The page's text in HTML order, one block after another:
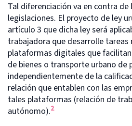
Tal diferenciación va en contra
legislaciones. El proyecto de ley
artículo 3 que dicha ley será
trabajadora que desarrolle
plataformas digitales que
de bienes o transporte urbano de
independientemente de la
relación que entablen con las
tales plataformas (relación de
autónomo).2